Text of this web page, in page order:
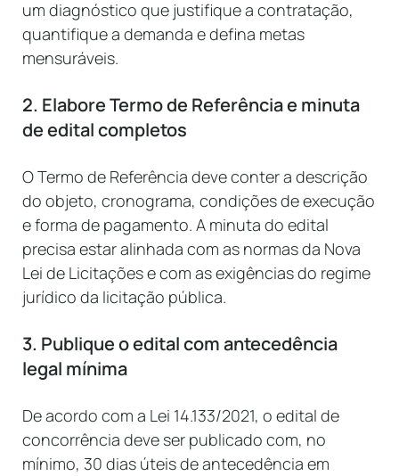
um diagnóstico que justifique a contratação,
quantifique a demanda e defina metas
mensuráveis.
2. Elabore Termo de Referência e minuta
de edital completos
O Termo de Referência deve conter a descrição
do objeto, cronograma, condições de execução
e forma de pagamento. A minuta do edital
precisa estar alinhada com as normas da Nova
Lei de Licitações e com as exigências do regime
jurídico da licitação pública.
3. Publique o edital com antecedência
legal mínima
De acordo com a Lei 14.133/2021, o edital de
concorrência deve ser publicado com, no
mínimo, 30 dias úteis de antecedência em